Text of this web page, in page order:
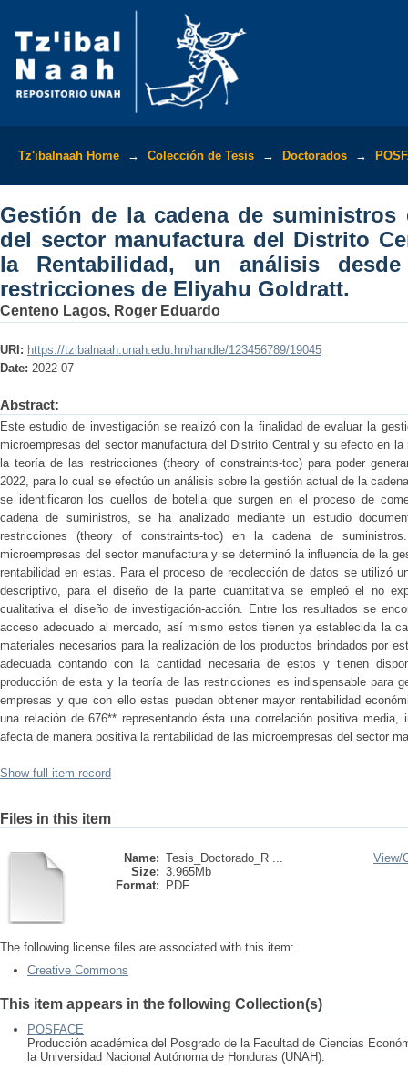
del Distrito Central y su efecto en
Las restricciones de Eliyahu Goldratt.
Tz'ibalnaah Home → Colección de Tesis → Doctorados →
Gestión de la cadena de suministros
del sector manufactura del Distrito
la Rentabilidad, un análisis
restricciones de Eliyahu Goldratt.
Centeno Lagos, Roger Eduardo
URI: https://tzibalnaah.unah.edu.hn/handle/123456789/19045
Date: 2022-07
Abstract:
Este estudio de investigación se realizó con la finalidad de evaluar la
microempresas del sector manufactura del Distrito Central y su efecto en
la teoría de las restricciones (theory of constraints-toc) para poder
2022, para lo cual se efectúo un análisis sobre la gestión actual de la
se identificaron los cuellos de botella que surgen en el proceso de
cadena de suministros, se ha analizado mediante un estudio
restricciones (theory of constraints-toc) en la cadena de
microempresas del sector manufactura y se determinó la influencia de la
rentabilidad en estas. Para el proceso de recolección de datos se utilizó
descriptivo, para el diseño de la parte cuantitativa se empleó el no
cualitativa el diseño de investigación-acción. Entre los resultados se
acceso adecuado al mercado, así mismo estos tienen ya establecida la
materiales necesarios para la realización de los productos brindados por
adecuada contando con la cantidad necesaria de estos y tienen
producción de esta y la teoría de las restricciones es indispensable para
empresas y que con ello estas puedan obtener mayor rentabilidad
una relación de 676** representando ésta una correlación positiva
afecta de manera positiva la rentabilidad de las microempresas del sector
Show full item record
Files in this item
Name: Tesis_Doctorado_R ...
Size: 3.965Mb
Format:
PDF
View/
The following license files are associated with this item:
Creative Commons
This item appears in the following Collection(s)
POSFACE
Producción académica del Posgrado de la Facultad de Ciencias
la Universidad Nacional Autónoma de Honduras (UNAH).